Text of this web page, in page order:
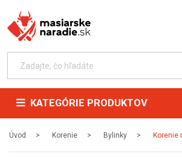
KATEGÓRIE PRODUKTOV
Úvod Korenie Bylinky Korenie